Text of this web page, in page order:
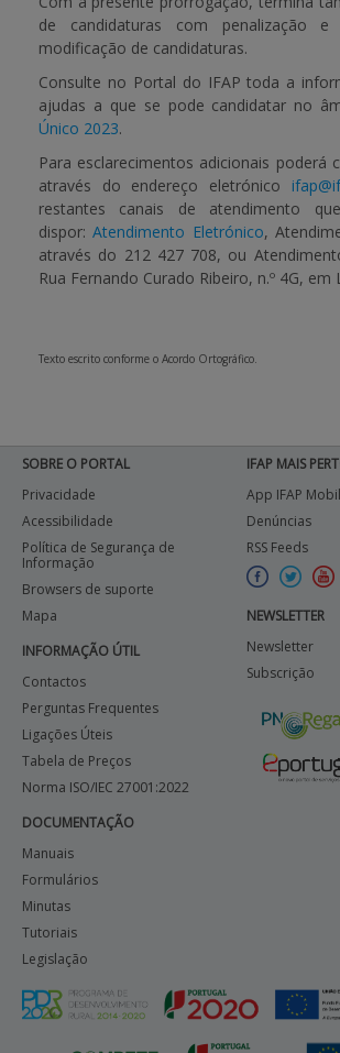
de candidaturas com penalização
modificação de candidaturas.
Consulte no Portal do IFAP toda a
ajudas a que se pode candidatar no
Único 2023.
Para esclarecimentos adicionais poderá
através do endereço eletrónico
restantes canais de atendimento
dispor:Atendimento Eletrónico,
através do 212 427 708, ou
Rua Fernando Curado Ribeiro, n.º 4G, em
Texto escrito conforme o Acordo Ortográfico.
SOBRE O PORTAL
Privacidade
Acessibilidade
Política de Segurança de
Informação
Browsers de suporte
Mapa
INFORMAÇÃO ÚTIL
Contactos
Perguntas Frequentes
Ligações Úteis
Tabela de Preços
Norma ISO/IEC 27001:2022
DOCUMENTAÇÃO
Manuais
Formulários
Minutas
Tutoriais
Legislação
IFAP MAIS
App IFAP
Denúncias
RSS Feeds
NEWSLETTER
Newsletter
Subscrição